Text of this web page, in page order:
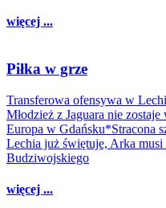
więcej ...
Piłka w grze
Transferowa ofensywa w
Młodzież z Jaguara nie
Europa w Gdańsku*Stracona
Lechia już świętuje, Arka
Budziwojskiego
więcej ...